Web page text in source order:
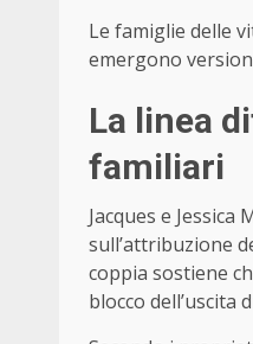
Le famiglie delle
emergono
La linea
familiari
Jacques e
sull’attribuzione
coppia sostiene
blocco